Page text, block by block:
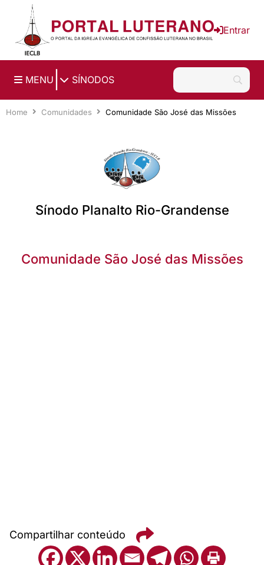
Ir para o conteúdo principal
Entrar
MENU SÍNODOS
Home Comunidades Comunidade São José das Missões
Sínodo Planalto Rio-Grandense
Comunidade São José das Missões
Compartilhar conteúdo